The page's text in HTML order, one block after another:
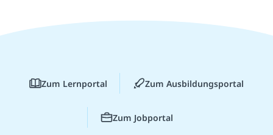
Zum Lernportal Zum Ausbildungsportal
Zum Jobportal